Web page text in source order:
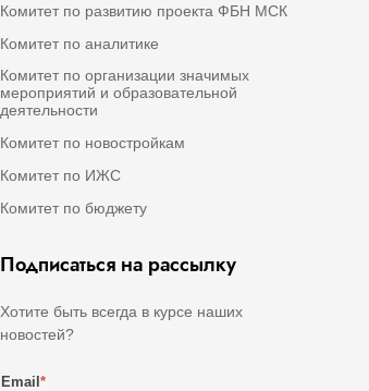
Комитет по развитию проекта ФБН МСК
Комитет по аналитике
Комитет по организации значимых
мероприятий и образовательной
деятельности
Комитет по новостройкам
Комитет по ИЖС
Комитет по бюджету
Подписаться на рассылку
Хотите быть всегда в курсе наших
новостей?
Email*